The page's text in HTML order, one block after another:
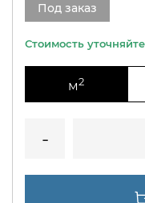
Под заказ
м2